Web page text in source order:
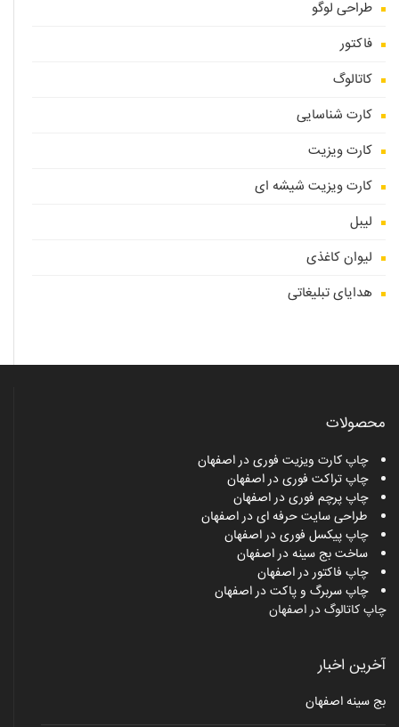
طراحی لوگو
فاکتور
کاتالوگ
کارت شناسایی
کارت ویزیت
کارت ویزیت شیشه ای
لیبل
لیوان کاغذی
هدایای تبلیغاتی
محصولات
چاپ کارت ویزیت فوری در اصفهان
چاپ تراکت فوری در اصفهان
چاپ پرچم فوری در اصفهان
طراحی سایت حرفه ای در اصفهان
چاپ پیکسل فوری در اصفهان
ساخت بج سینه در اصفهان
چاپ فاکتور در اصفهان
چاپ سربرگ و پاکت در اصفهان
چاپ کاتالوگ در اصفهان
آخرین اخبار
بج سینه اصفهان